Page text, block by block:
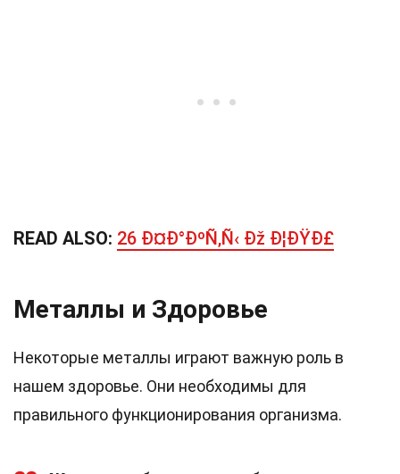
READ ALSO: 26 Ð¤Ð°ÐºÑ‚Ñ‹ Ðž Ð¦ÐŸÐ£
Металлы и Здоровье
Некоторые металлы играют важную роль в
нашем здоровье. Они необходимы для
правильного функционирования организма.